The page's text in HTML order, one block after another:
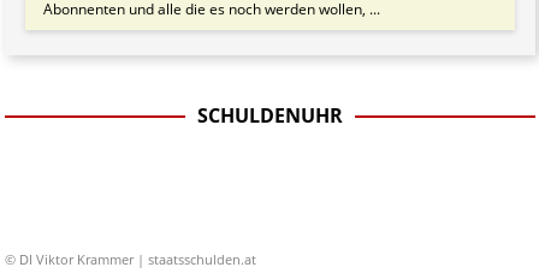
Abonnenten und alle die es noch werden wollen, ...
SCHULDENUHR
© DI Viktor Krammer | staatsschulden.at